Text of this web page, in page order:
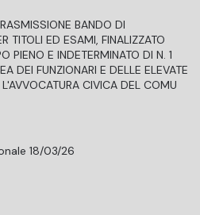
BANDO DI
TITOLI ED ESAMI, FINALIZZATO
PIENO E INDETERMINATO DI N. 1
DEI FUNZIONARI E DELLE ELEVATE
CIVICA DEL COMU
18/03/26